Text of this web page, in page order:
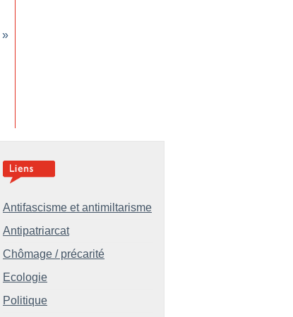
»
Antifascisme et antimiltarisme
Antipatriarcat
Chômage / précarité
Ecologie
Politique